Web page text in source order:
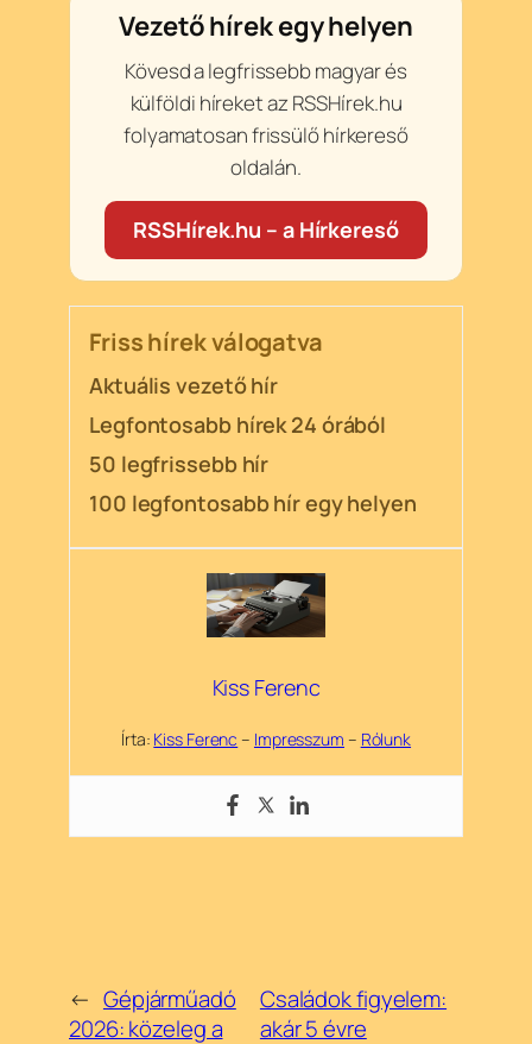
Vezető hírek egy helyen
Kövesd a legfrissebb magyar és
külföldi híreket az RSSHírek.hu
folyamatosan frissülő hírkereső
oldalán.
RSSHírek.hu – a Hírkereső
Friss hírek válogatva
Aktuális vezető hír
Legfontosabb hírek 24 órából
50 legfrissebb hír
100 legfontosabb hír egy helyen
Kiss Ferenc
Írta: Kiss Ferenc – Impresszum – Rólunk
← Gépjárműadó
2026: közeleg a
Családok figyelem:
akár 5 évre